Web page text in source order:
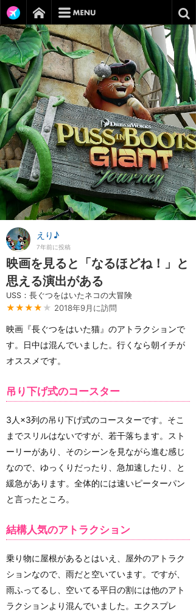
えり♪
7年前に投稿
映画を見ると「なるほどね！」と
思える演出がある
USS：長ぐつをはいたネコの大冒険
★★★★ ★ 2018年9月に訪問
映画『長ぐつをはいた猫』のアトラクションで
す。日中は混んでいました。行くなら朝イチが
オススメです。
吊り下げ式のコースター
3人×3列の吊り下げ式のコースターです。そこ
までスリルはないですが、若干落ちます。スト
ーリーがあり、そのシーンを見ながら進む感じ
なので、ゆっくりだったり、急加速したり、と
緩急があります。全体的には速いピーターパン
と言ったところ。
結構人気のアトラクション
乗り物に屋根があるとはいえ、屋外のアトラク
ションなので、雨だと空いています。ですが、
雨ふってるし、空いてる平日の割には他のアト
ラクションより混んでいました。エクスプレ